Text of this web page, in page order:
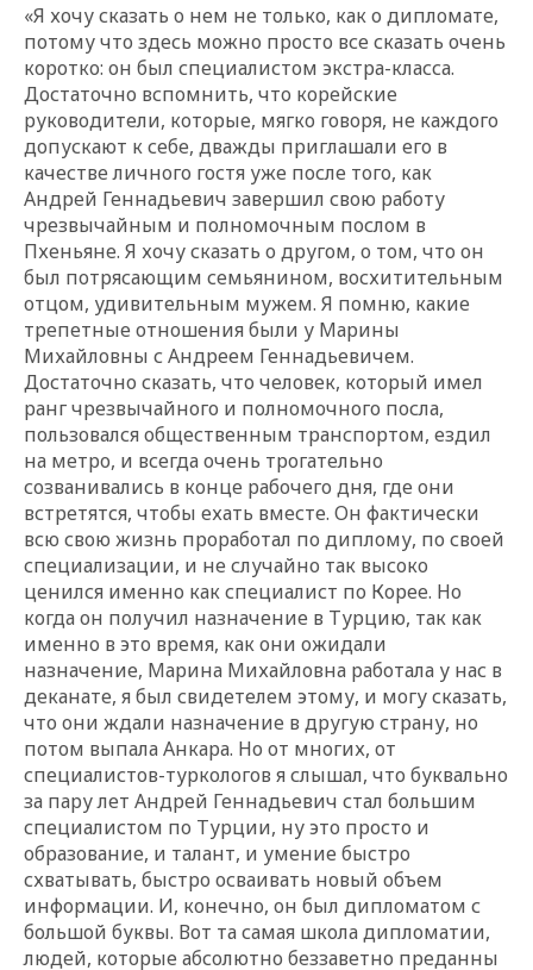
«Я хочу сказать о нем не только, как о дипломате,
потому что здесь можно просто все сказать очень
коротко: он был специалистом экстра-класса.
Достаточно вспомнить, что корейские
руководители, которые, мягко говоря, не каждого
допускают к себе, дважды приглашали его в
качестве личного гостя уже после того, как
Андрей Геннадьевич завершил свою работу
чрезвычайным и полномочным послом в
Пхеньяне. Я хочу сказать о другом, о том, что он
был потрясающим семьянином, восхитительным
отцом, удивительным мужем. Я помню, какие
трепетные отношения были у Марины
Михайловны с Андреем Геннадьевичем.
Достаточно сказать, что человек, который имел
ранг чрезвычайного и полномочного посла,
пользовался общественным транспортом, ездил
на метро, и всегда очень трогательно
созванивались в конце рабочего дня, где они
встретятся, чтобы ехать вместе. Он фактически
всю свою жизнь проработал по диплому, по своей
специализации, и не случайно так высоко
ценился именно как специалист по Корее. Но
когда он получил назначение в Турцию, так как
именно в это время, как они ожидали
назначение, Марина Михайловна работала у нас в
деканате, я был свидетелем этому, и могу сказать,
что они ждали назначение в другую страну, но
потом выпала Анкара. Но от многих, от
специалистов-туркологов я слышал, что буквально
за пару лет Андрей Геннадьевич стал большим
специалистом по Турции, ну это просто и
образование, и талант, и умение быстро
схватывать, быстро осваивать новый объем
информации. И, конечно, он был дипломатом с
большой буквы. Вот та самая школа дипломатии,
людей, которые абсолютно беззаветно преданны